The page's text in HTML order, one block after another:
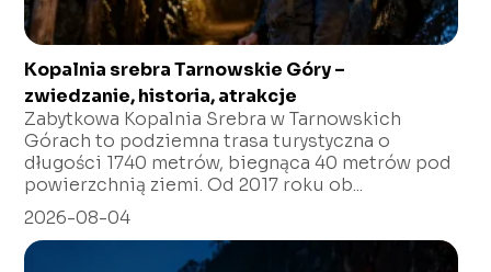
Kopalnia srebra Tarnowskie Góry –
zwiedzanie, historia, atrakcje
Zabytkowa Kopalnia Srebra w Tarnowskich
Górach to podziemna trasa turystyczna o
długości 1740 metrów, biegnąca 40 metrów pod
powierzchnią ziemi. Od 2017 roku ob...
2026-08-04